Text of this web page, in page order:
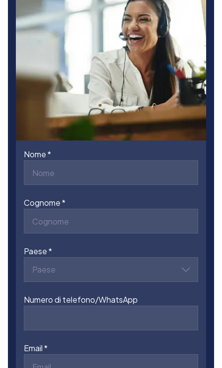
Nome
Cognome
Paese
Paese
Numero di telefono/WhatsApp
Email